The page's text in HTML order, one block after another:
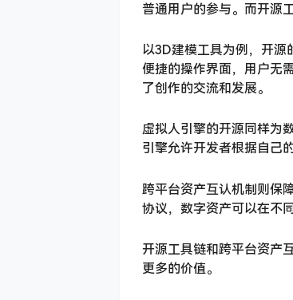
普通用户的参与。而开源
以3D建模工具为例，开源
便捷的操作界面，用户无
了创作的交流和发展。
虚拟人引擎的开源同样为
引擎允许开发者根据自己
跨平台资产互认机制则保
协议，数字资产可以在不
开源工具链和跨平台资产
更多的价值。